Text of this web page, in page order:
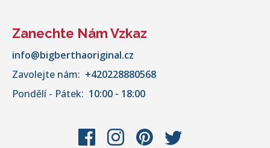
Zanechte Nám Vzkaz
info@bigberthaoriginal.cz
Zavolejte nám: +420228880568
Pondělí - Pátek: 10:00 - 18:00